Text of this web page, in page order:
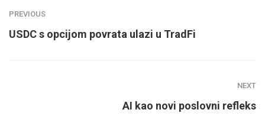
PREVIOUS
USDC s opcijom povrata ulazi u TradFi
NEXT
AI kao novi poslovni refleks